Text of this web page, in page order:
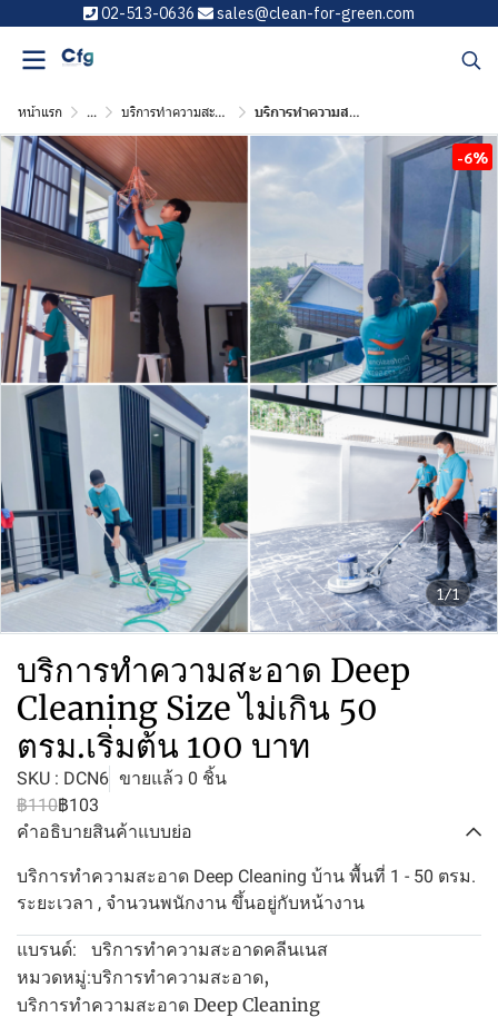
02-513-0636 sales@clean-for-green.com
หน้าแรก ... บริการทำความสะอาด Deep Cleaning บริการทำความสะอาด Deep Cleaning Size ไม่เกิน 50 ตรม.เริ่มต้น 100 บาท
1/1
-6%
บริการทำความสะอาด Deep
Cleaning Size ไม่เกิน 50
ตรม.เริ่มต้น 100 บาท
SKU : DCN6 ขายแล้ว 0 ชิ้น
฿110฿103
คำอธิบายสินค้าแบบย่อ
บริการทำความสะอาด Deep Cleaning บ้าน พื้นที่ 1 - 50 ตรม.
ระยะเวลา , จำนวนพนักงาน ขึ้นอยู่กับหน้างาน
แบรนด์: บริการทำความสะอาดคลีนเนส
หมวดหมู่:บริการทำความสะอาด,
บริการทำความสะอาด Deep Cleaning